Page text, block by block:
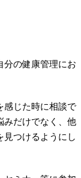
分の健康管理にお
じた時に相談で
みだけでなく、他
つけるようにし